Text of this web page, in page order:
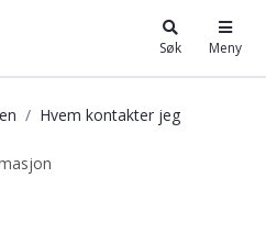
Søk Meny
Hvem kontakter jeg